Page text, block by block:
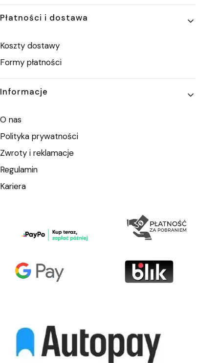
Płatności i dostawa
Koszty dostawy
Formy płatności
Informacje
O nas
Polityka prywatności
Zwroty i reklamacje
Regulamin
Kariera